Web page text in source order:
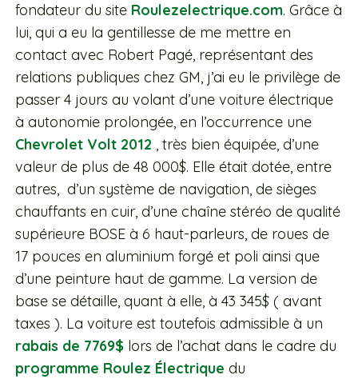
fondateur du site Roulezelectrique.com. Grâce à
lui, qui a eu la gentillesse de me mettre en
contact avec Robert Pagé, représentant des
relations publiques chez GM, j’ai eu le privilège de
passer 4 jours au volant d’une voiture électrique
à autonomie prolongée, en l’occurrence une
Chevrolet Volt 2012 , très bien équipée, d’une
valeur de plus de 48 000$. Elle était dotée, entre
autres, d’un système de navigation, de sièges
chauffants en cuir, d’une chaîne stéréo de qualité
supérieure BOSE à 6 haut-parleurs, de roues de
17 pouces en aluminium forgé et poli ainsi que
d’une peinture haut de gamme. La version de
base se détaille, quant à elle, à 43 345$ ( avant
taxes ). La voiture est toutefois admissible à un
rabais de 7769$lors de l’achat dans le cadre du
programme Roulez Électrique du